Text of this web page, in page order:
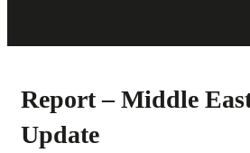
Report – Middle
Update